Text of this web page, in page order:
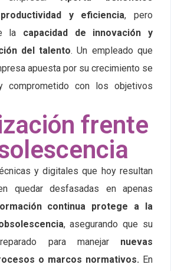
y eficiencia, pero
la capacidad de innovación y
del talento. Un empleado que
apuesta por su crecimiento se
comprometido con los objetivos
frente
y digitales que hoy resultan
quedar desfasadas en apenas
continua protege a la
, asegurando que su
para manejar nuevas
o marcos normativos. En